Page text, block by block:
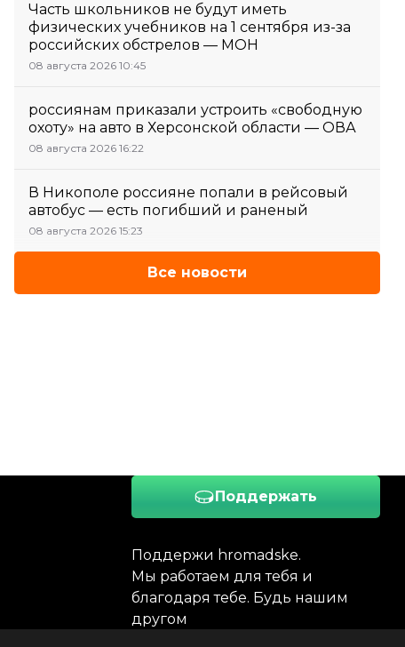
Часть школьников не будут иметь
физических учебников на 1 сентября из-за
российских обстрелов — МОН
08 августа 2026 10:45
россиянам приказали устроить «свободную
охоту» на авто в Херсонской области — ОВА
08 августа 2026 16:22
В Никополе россияне попали в рейсовый
автобус — есть погибший и раненый
08 августа 2026 15:23
Все новости
Поддержать
Поддержи hromadske.
Мы работаем для тебя и
благодаря тебе. Будь нашим
другом